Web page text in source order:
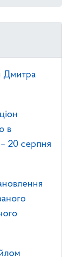
Дмитра
в
– 20 серпня